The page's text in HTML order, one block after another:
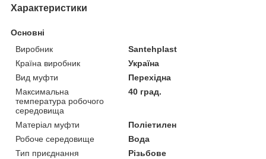
Характеристики
Основні
Виробник
Santehplast
Країна виробник
Україна
Вид муфти
Перехідна
Максимальна
температура робочого
середовища
40 град.
Матеріал муфти
Поліетилен
Робоче середовище
Вода
Тип приєднання
Різьбове